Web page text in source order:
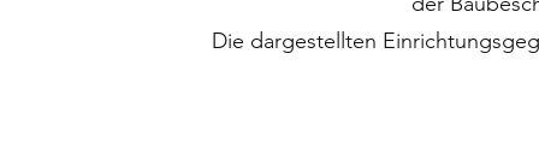
Die dargestellten